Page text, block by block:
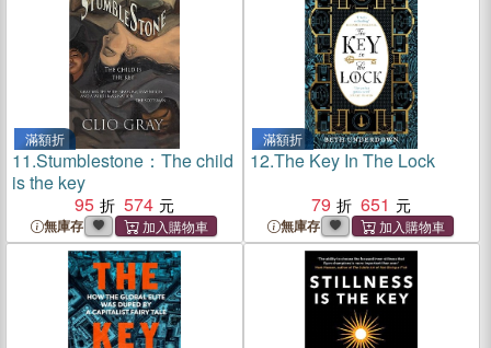
滿額折
11.Stumblestone：The child
is the key
95
574
無庫存
滿額折
12.The Key In The Lock
79
651
無庫存